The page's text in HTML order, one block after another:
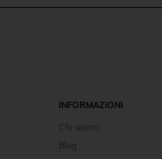
INFORMAZIONI
Chi siamo
Blog